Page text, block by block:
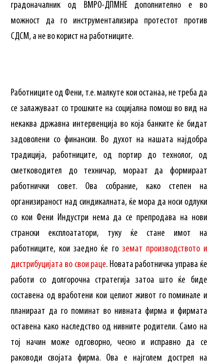
градоначалник од ВМРО-ДПМНЕ дополнително е во
можност да го инструментализира протестот против
СДСМ, а не во корист на работниците.
Работниците од Фени, т.е. малкуте кои останаа, не треба да
се залажуваат со трошките на социјална помош во вид на
некаква државна интервенција во која банките ќе бидат
задоволени со финансии. Во духот на нашата најдобра
традиција, работниците, од портир до технолог, од
сметководител до техничар, мораат да формираат
работнички совет. Ова собрание, како степен на
организираност над синдикалната, ќе мора да носи одлуки
со кои Фени Индустри нема да се препродава на нови
странски експлоататори, туку ќе стане имот на
работниците, кои заедно ќе го земат производството и
дистрибуцијата во свои раце. Новата работничка управа ќе
работи со долгорочна стратегија затоа што ќе биде
составена од вработени кои целиот живот го поминале и
планираат да го поминат во нивната фирма и фирмата
оставена како наследство од нивните родители. Само на
тој начин може одговорно, чесно и исправно да се
раководи својата фирма. Ова е најголем дострел на